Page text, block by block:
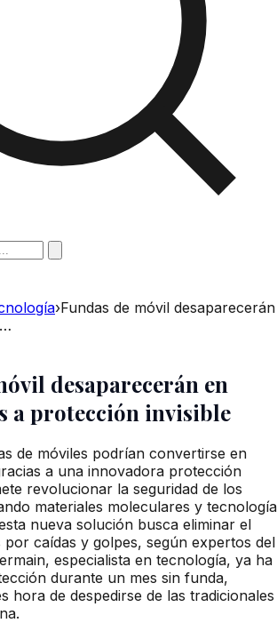
›Fundas de móvil desaparecerán
desaparecerán en
a protección invisible
de móviles podrían convertirse en
a una innovadora protección
revolucionar la seguridad de los
materiales moleculares y tecnología
nueva solución busca eliminar el
por caídas y golpes, según expertos del
especialista en tecnología, ya ha
durante un mes sin funda,
hora de despedirse de las tradicionales